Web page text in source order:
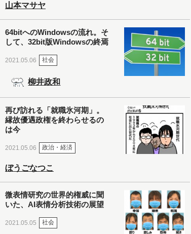
山本マサヤ
64bitへのWindowsの流れ。そ
して、32bit版Windowsの終焉
2021.05.06 社会
柳井政和
再び訪れる「就職氷河期」。
縁故優遇政権を終わらせるの
は今
2021.05.06 政治・経済
ぼうごなつこ
微表情研究の世界的権威に聞
いた、AI表情分析技術の展望
2021.05.05 社会